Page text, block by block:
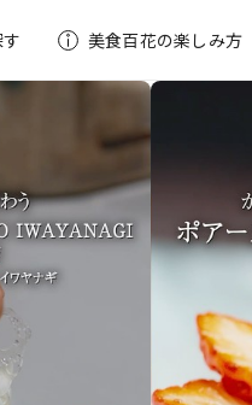
美食百花の楽しみ方
の誘い
意 —
ーツ
選 ―